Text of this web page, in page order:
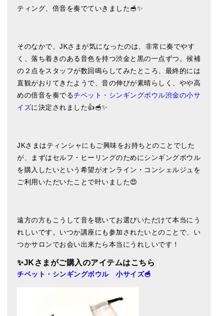
シンギングボウル入門本・CD
オリジナルグッズ
神々とつながるジュエリー
ヒーリング・マンダラポスター
ロゴステッカー・ポストカード各種
チベット・マントラ・ヒーリングCD
ギフトラッピング
シンギングボウル講座
中級講座
上級講座
ティング、倍音を奏でていきました🥣✨
そのなかで、JKさまが気になったのは、非常に奏でやす
く、落ち着きのある音色を持つ渋金と黒の一点ずつ。候補
の２点をスタッフが数回鳴らしてみたところ、最終的には
直観がおりてきたようで、音の伸びが素晴らしく、やや高
めの倍音を奏でるチベット・シンギングボウル渋金の小サ
イズに決定されました👍🥣✨
JKさまはティンシャにもご興味をお持ちとのことでした
が、まずはセルフ・ヒーリングのためにシンギングボウル
を購入したいという希望がオンライン・コンシェルジュを
ご利用いただいたことで叶いました😍
遠方の方もこうして音を聴いてお選びいただけて本当にう
れしいです。いつか講座にも参加されたいとのことで、い
つかサロンでお会い出来たら本当にうれしいです！
✨JKさま がご購入のアイテムはこちら
チベット・シンギングボウル 小サイズ🥣